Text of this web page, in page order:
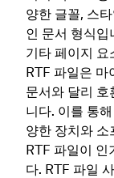
양한 글꼴, 스
인 문서 형식입
기타 페이지 요
RTF 파일은 마
문서와 달리
니다. 이를 통
양한 장치와 소
RTF 파일이 인
다. RTF 파일